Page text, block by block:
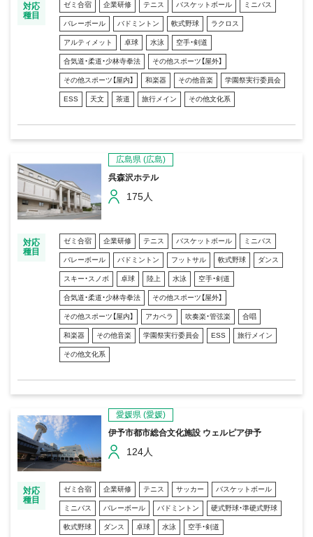
対応
種目
ゼミ合宿 企業研修 テニス バスケットボール ミニバス
バレーボール バドミントン 軟式野球 ラクロス
アルティメット 卓球 水泳 空手・剣道
合気道・柔道・少林寺拳法 その他スポーツ【屋外】
その他スポーツ【屋内】 和楽器 その他音楽 学園祭実行委員会
ESS 天文 茶道 旅行メイン その他文化系
広島県 (広島)
呉森沢ホテル
175人
対応
種目
ゼミ合宿 企業研修 テニス バスケットボール ミニバス
バレーボール バドミントン フットサル 軟式野球 ダンス
スキー・スノボ 卓球 陸上 水泳 空手・剣道
合気道・柔道・少林寺拳法 その他スポーツ【屋外】
その他スポーツ【屋内】 アカペラ 吹奏楽・管弦楽 合唱
和楽器 その他音楽 学園祭実行委員会 ESS 旅行メイン
その他文化系
愛媛県 (愛媛)
伊予市都市総合文化施設 ウェルピア伊予
124人
対応
種目
ゼミ合宿 企業研修 テニス サッカー バスケットボール
ミニバス バレーボール バドミントン 硬式野球・準硬式野球
軟式野球 ダンス 卓球 水泳 空手・剣道